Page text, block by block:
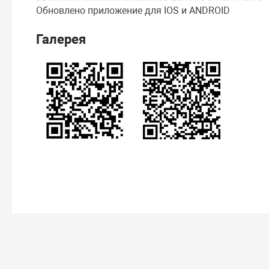
Обновлено приложение для IOS и ANDROID
Галерея